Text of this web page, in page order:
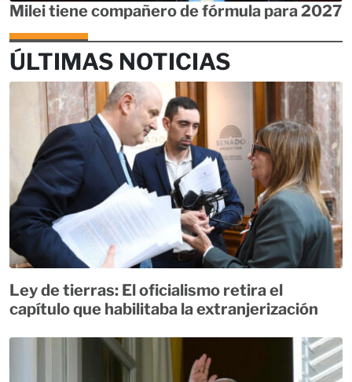
Milei tiene compañero de fórmula para 2027
ÚLTIMAS NOTICIAS
Ley de tierras: El oficialismo retira el
capítulo que habilitaba la extranjerización